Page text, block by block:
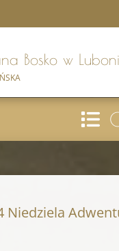
Bosko w
Niedziela